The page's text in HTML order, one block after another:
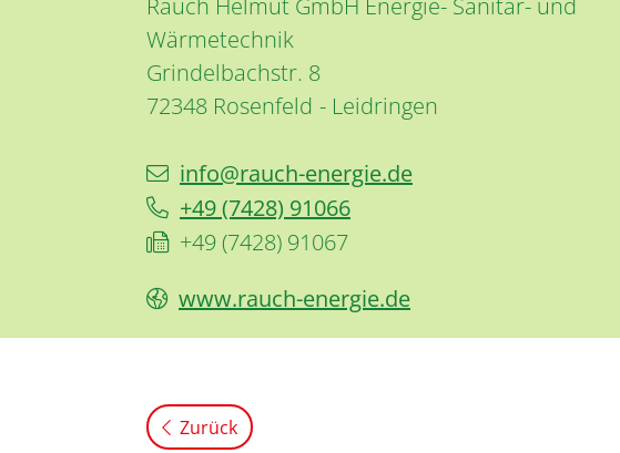
Rauch Helmut GmbH Energie- Sanitär- und
Wärmetechnik
Leidringen
Grindelbachstr. 8
72348 Rosenfeld
info@rauch-energie.de
+49 (7428) 91066
+49 (7428) 91067
www.rauch-energie.de
Zurück